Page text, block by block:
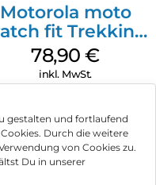
gestalten und fortlaufend
Durch die weitere
von Cookies zu.
Du in unserer
Motorola moto
fit Trekking
Green
78,90€
inkl. MwSt.